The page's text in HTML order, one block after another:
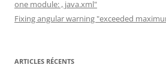
one module: , java.xml"
Fixing angular warning "exceeded
ARTICLES RÉCENTS